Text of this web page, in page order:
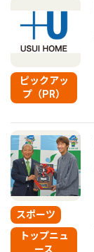
ピックアッ
プ（PR）
スポーツ
トップニュ
ース